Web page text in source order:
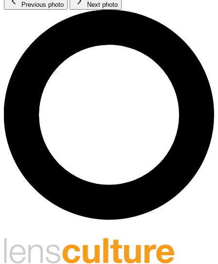
Previous photo Next photo